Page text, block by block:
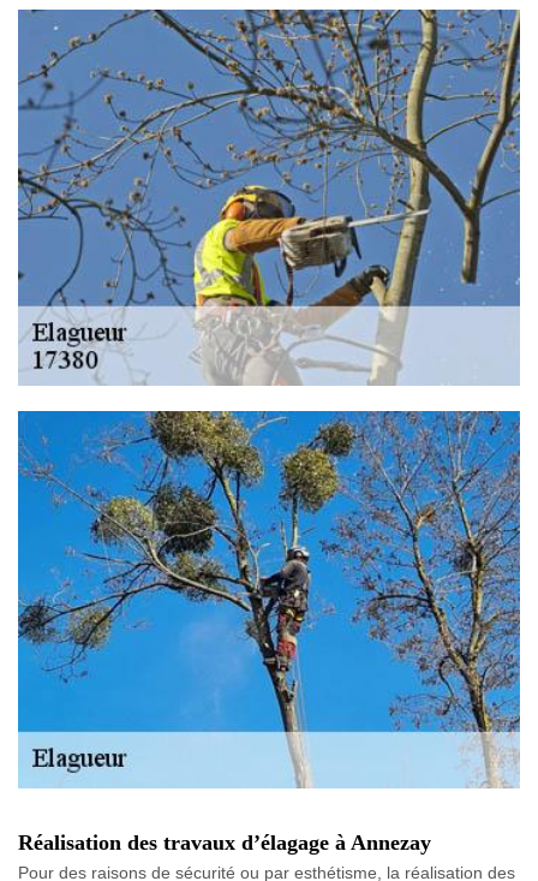
Réalisation des travaux d’élagage à Annezay
Pour des raisons de sécurité ou par esthétisme, la réalisation des